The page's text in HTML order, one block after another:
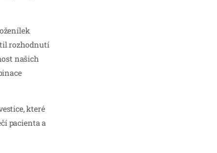
rozhodnutí
našich
které
pacienta a